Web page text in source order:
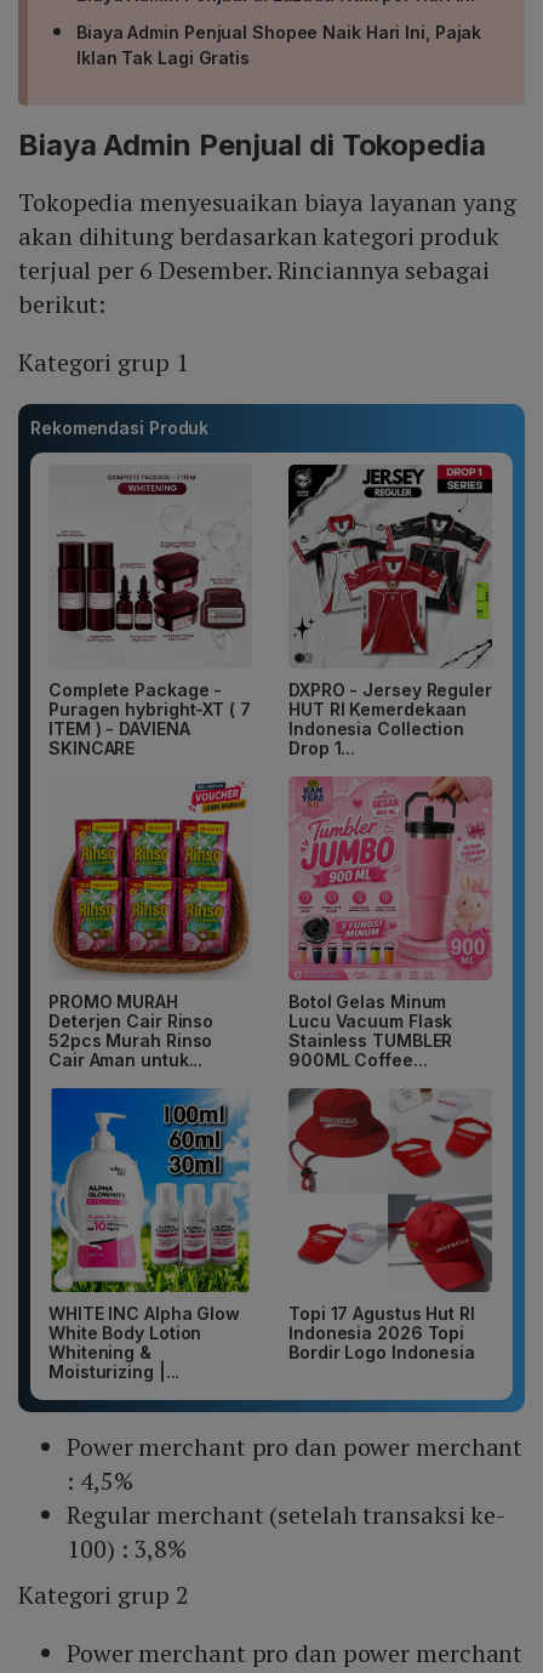
Biaya Admin Penjual Shopee Naik Hari Ini, Pajak
Iklan Tak Lagi Gratis
Biaya Admin Penjual di Tokopedia
Tokopedia menyesuaikan biaya layanan yang
akan dihitung berdasarkan kategori produk
terjual per 6 Desember. Rinciannya sebagai
berikut:
Kategori grup 1
Rekomendasi Produk
Complete Package -
Puragen hybright-XT ( 7
ITEM ) - DAVIENA
SKINCARE
DXPRO - Jersey Reguler
HUT RI Kemerdekaan
Indonesia Collection
Drop 1...
PROMO MURAH
Deterjen Cair Rinso
52pcs Murah Rinso
Cair Aman untuk...
Botol Gelas Minum
Lucu Vacuum Flask
Stainless TUMBLER
900ML Coffee...
WHITE INC Alpha Glow
White Body Lotion
Whitening &
Moisturizing |...
Topi 17 Agustus Hut RI
Indonesia 2026 Topi
Bordir Logo Indonesia
Power merchant pro dan power merchant
: 4,5%
Regular merchant (setelah transaksi ke-
100) : 3,8%
Kategori grup 2
Power merchant pro dan power merchant